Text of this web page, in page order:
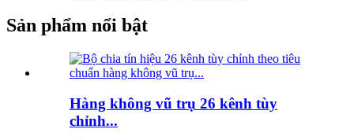
Sản phẩm nổi bật
Hàng không vũ trụ 26 kênh tùy
chỉnh...